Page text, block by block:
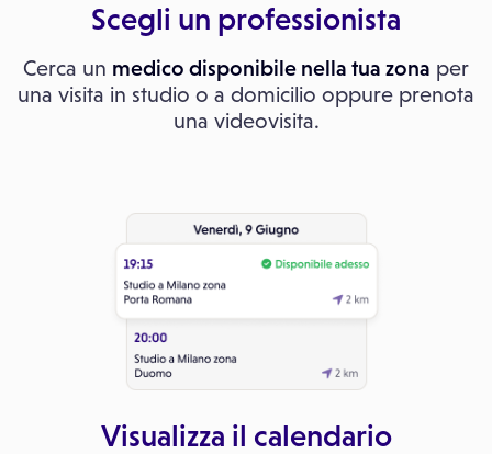
Scegli un professionista
Cerca un medico disponibile nella tua zona per
una visita in studio o a domicilio oppure prenota
una videovisita.
Visualizza il calendario